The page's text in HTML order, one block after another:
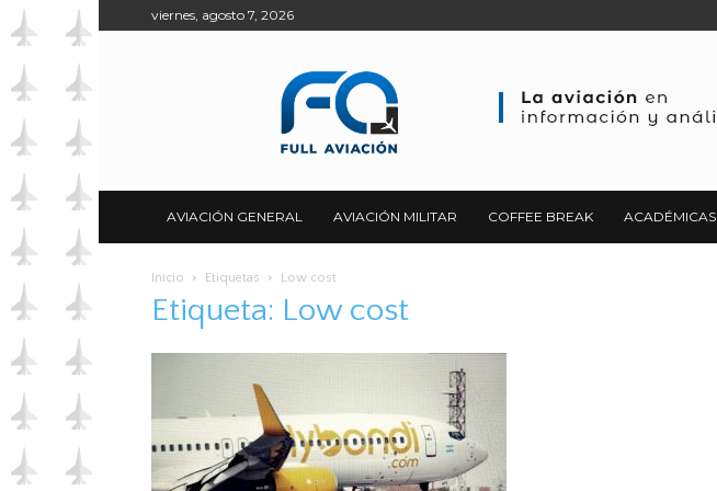
viernes, agosto 7, 2026
AVIACIÓN GENERAL AVIACIÓN MILITAR COFFEE BREAK ACADÉMICAS
Inicio Etiquetas Low cost
Etiqueta: Low cost